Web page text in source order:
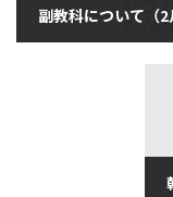
副教科について（2